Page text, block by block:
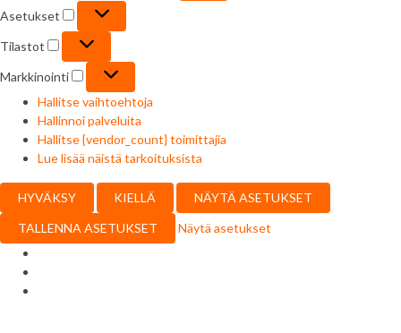
Asetukset
Asetukset
Tilastot Tilastot
Markkinointi
Markkinointi
Hallitse vaihtoehtoja
Hallinnoi palveluita
Hallitse {vendor_count} toimittajia
Lue lisää näistä tarkoituksista
HYVÄKSY KIELLÄ
NÄYTÄ ASETUKSET
TALLENNA ASETUKSET
Näytä asetukset